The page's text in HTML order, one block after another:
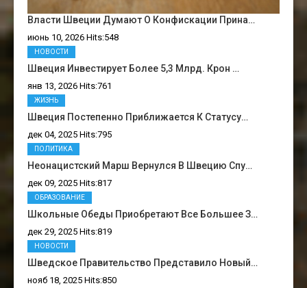
Власти Швеции Думают О Конфискации Прина…
июнь 10, 2026 Hits:548
Швеция Инвестирует Более 5,3 Млрд. Крон …
янв 13, 2026 Hits:761
НОВОСТИ
Швеция Постепенно Приближается К Статусу…
дек 04, 2025 Hits:795
ЖИЗНЬ
Неонацистский Марш Вернулся В Швецию Спу…
дек 09, 2025 Hits:817
ПОЛИТИКА
Школьные Обеды Приобретают Все Большее З…
дек 29, 2025 Hits:819
ОБРАЗОВАНИЕ
Шведское Правительство Представило Новый…
нояб 18, 2025 Hits:850
НОВОСТИ